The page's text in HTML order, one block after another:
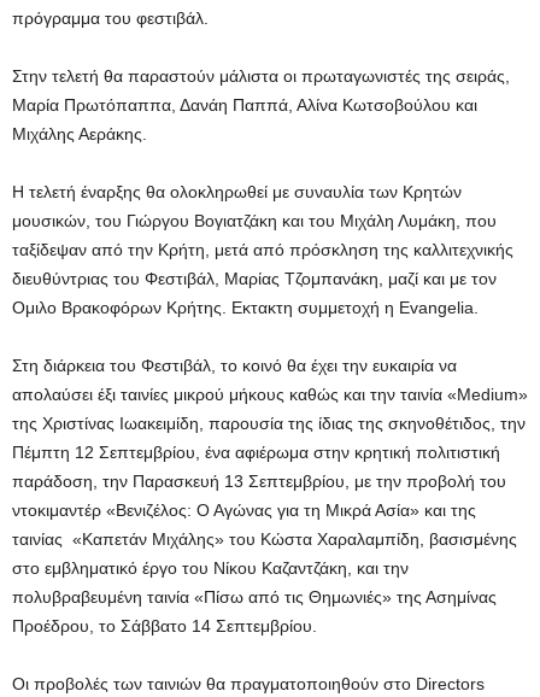
πρόγραμμα του φεστιβάλ.
Στην τελετή θα παραστούν μάλιστα οι πρωταγωνιστές της σειράς,
Μαρία Πρωτόπαππα, Δανάη Παππά, Αλίνα Κωτσοβούλου και
Μιχάλης Αεράκης.
Η τελετή έναρξης θα ολοκληρωθεί με συναυλία των Κρητών
μουσικών, του Γιώργου Βογιατζάκη και του Μιχάλη Λυμάκη, που
ταξίδεψαν από την Κρήτη, μετά από πρόσκληση της καλλιτεχνικής
διευθύντριας του Φεστιβάλ, Μαρίας Τζομπανάκη, μαζί και με τον
Ομιλο Βρακοφόρων Κρήτης. Εκτακτη συμμετοχή η Evangelia.
Στη διάρκεια του Φεστιβάλ, το κοινό θα έχει την ευκαιρία να
απολαύσει έξι ταινίες μικρού μήκους καθώς και την ταινία «Medium»
της Χριστίνας Ιωακειμίδη, παρουσία της ίδιας της σκηνοθέτιδος, την
Πέμπτη 12 Σεπτεμβρίου, ένα αφιέρωμα στην κρητική πολιτιστική
παράδοση, την Παρασκευή 13 Σεπτεμβρίου, με την προβολή του
ντοκιμαντέρ «Βενιζέλος: Ο Αγώνας για τη Μικρά Ασία» και της
ταινίας «Καπετάν Μιχάλης» του Κώστα Χαραλαμπίδη, βασισμένης
στο εμβληματικό έργο του Νίκου Καζαντζάκη, και την
πολυβραβευμένη ταινία «Πίσω από τις Θημωνιές» της Ασημίνας
Προέδρου, το Σάββατο 14 Σεπτεμβρίου.
Οι προβολές των ταινιών θα πραγματοποιηθούν στο Directors